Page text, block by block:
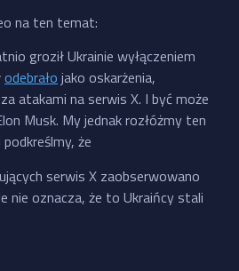
na ten temat:
groził Ukrainie wyłączeniem
odebrało jako oskarżenia,
atakami na serwis X. I być może
Musk. My jednak rozłóżmy ten
że
serwis X zaobserwowano
nie oznacza, że to Ukraińcy stali